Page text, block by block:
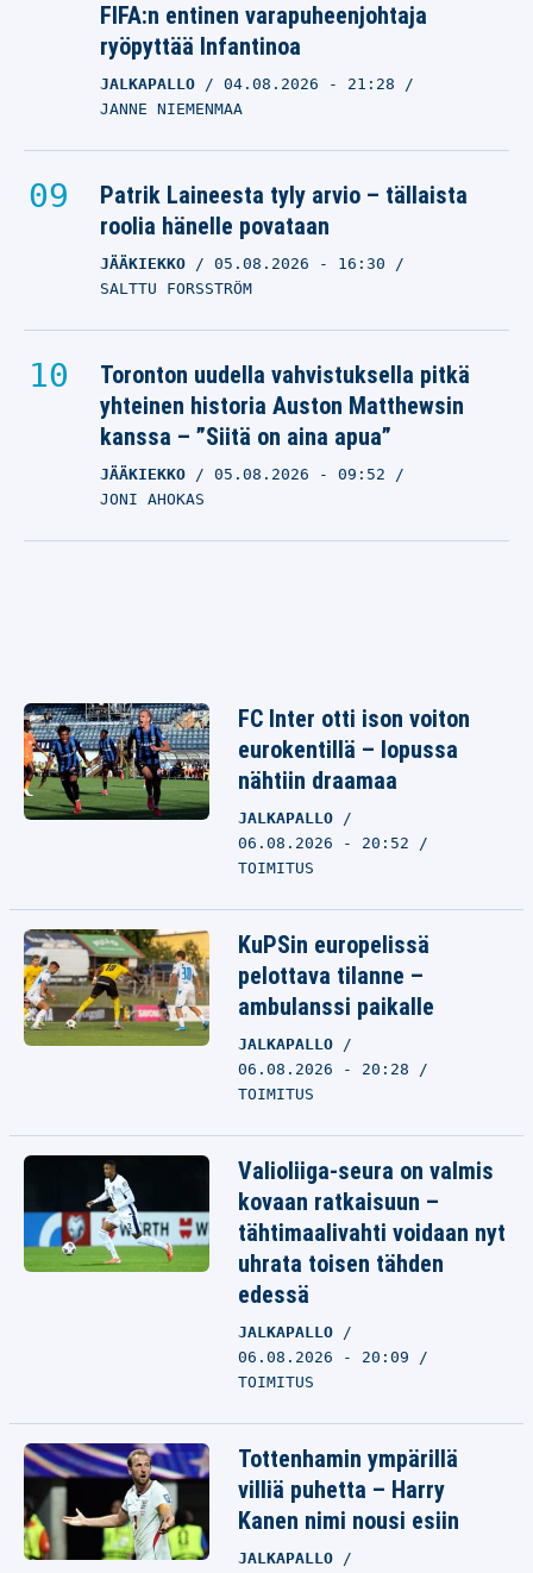
FIFA:n entinen varapuheenjohtaja
ryöpyttää Infantinoa
JALKAPALLO 04.08.2026 - 21:28
JANNE NIEMENMAA
Patrik Laineesta tyly arvio – tällaista
roolia hänelle povataan
JÄÄKIEKKO 05.08.2026 - 16:30
SALTTU FORSSTRÖM
Toronton uudella vahvistuksella pitkä
yhteinen historia Auston Matthewsin
kanssa – ”Siitä on aina apua”
JÄÄKIEKKO 05.08.2026 - 09:52
JONI AHOKAS
FC Inter otti ison voiton
eurokentillä – lopussa
nähtiin draamaa
JALKAPALLO
06.08.2026 - 20:52
TOIMITUS
KuPSin europelissä
pelottava tilanne –
ambulanssi paikalle
JALKAPALLO
06.08.2026 - 20:28
TOIMITUS
Valioliiga-seura on valmis
kovaan ratkaisuun –
tähtimaalivahti voidaan nyt
uhrata toisen tähden
edessä
JALKAPALLO
06.08.2026 - 20:09
TOIMITUS
Tottenhamin ympärillä
villiä puhetta – Harry
Kanen nimi nousi esiin
JALKAPALLO